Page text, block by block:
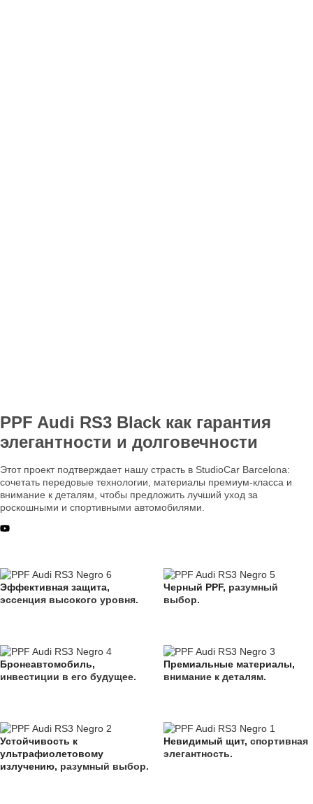
PPF Audi RS3 Black как гарантия
элегантности и долговечности
Этот проект подтверждает нашу страсть в StudioCar Barcelona:
сочетать передовые технологии, материалы премиум-класса и
внимание к деталям, чтобы предложить лучший уход за
роскошными и спортивными автомобилями.
Эффективная защита,
эссенция высокого уровня.
Черный PPF, разумный
выбор.
Бронеавтомобиль,
инвестиции в его будущее.
Премиальные материалы,
внимание к деталям.
Устойчивость к
ультрафиолетовому
излучению, разумный выбор.
Невидимый щит, спортивная
элегантность.